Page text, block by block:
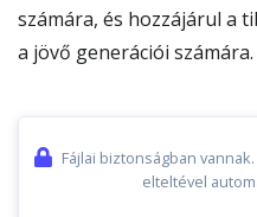
számára, és hozzájárul a
a jövő generációi számára.
Fájlai biztonságban
elteltével